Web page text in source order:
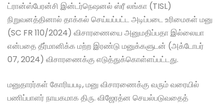
ட்ரான்ஸ்பேரன்சி இன்டர்நெஷனல் ஸ்ரீ லங்கா (TISL)
நிறுவனத்தினால் தாக்கல் செய்யப்பட்ட அடிப்படை உரிமைகள் மனு
(SC FR 110/2024) விசாரணையை அனுமதிப்பதா இல்லையா
என்பதை தீர்மானிக்க மற்ற இரண்டு மனுக்களுடன் (அக்டோபர்
07, 2024) விசாரணைக்கு எடுத்துக்கொள்ளப்பட்டது.
மனுதாரர்கள் கோரியபடி, மனு விசாரணைக்கு வரும் வரையில்
பணிப்பாளர் நாயகமாக திரு. விஜேரத்ன செயல்படுவதைத்